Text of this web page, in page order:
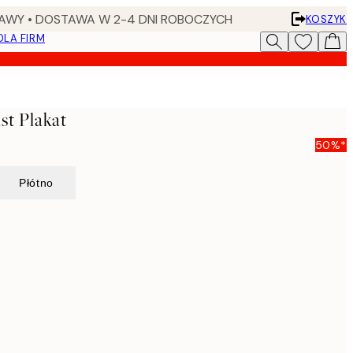
• DOSTAWA W 2-4 DNI ROBOCZYCH
KOSZYK
FIRM
Plakat
50%*
Płótno